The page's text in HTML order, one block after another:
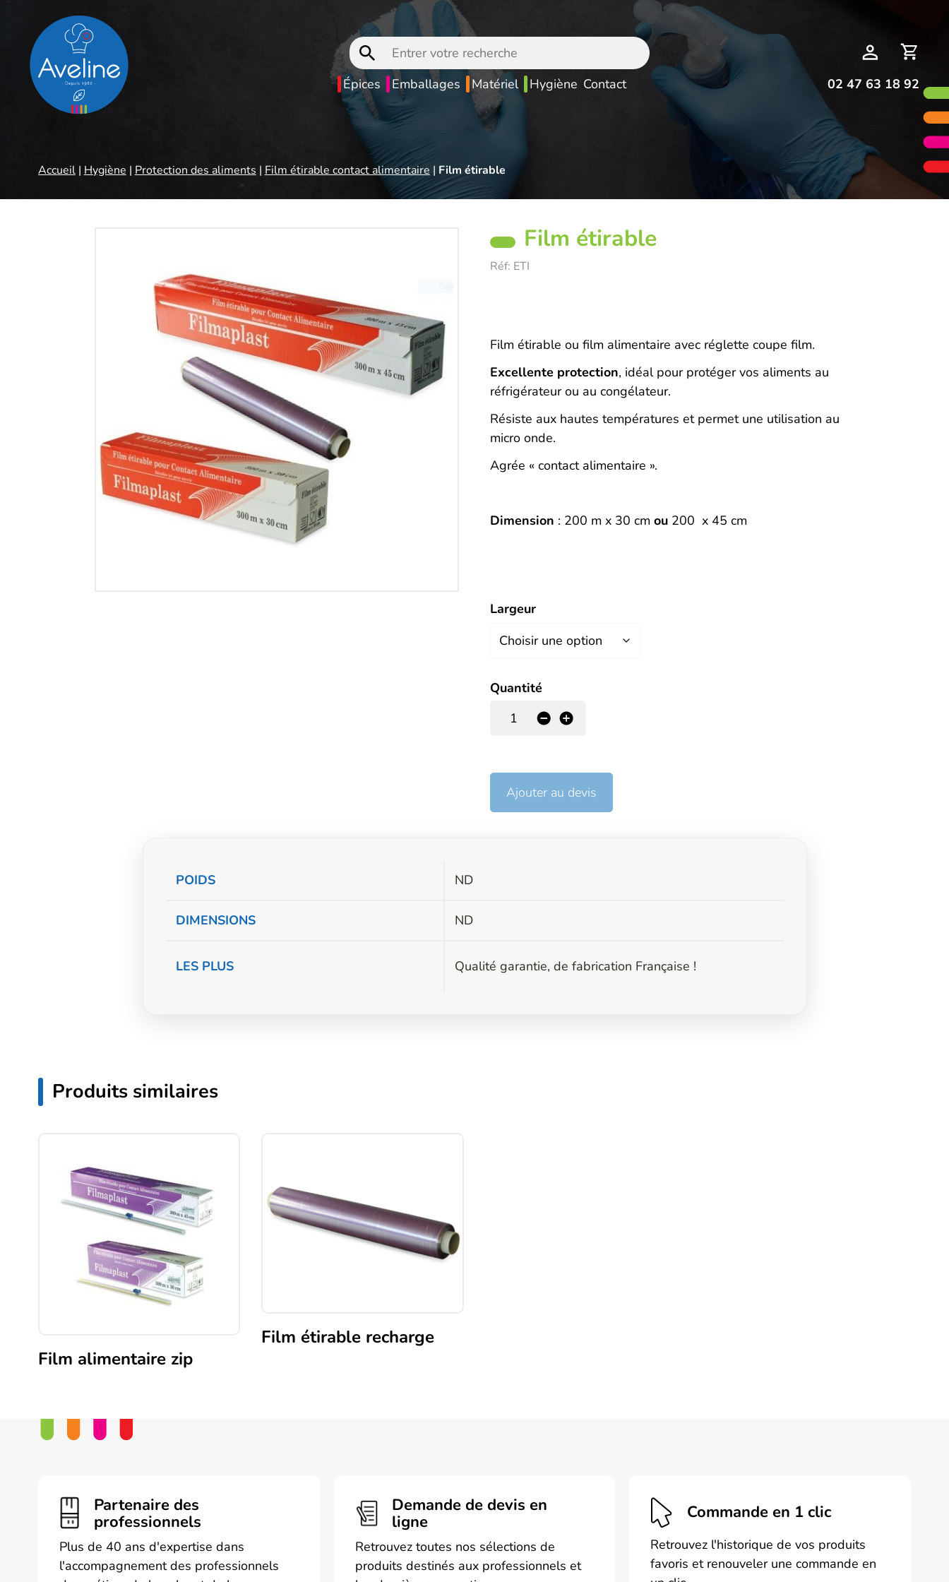
Entrer
votre
recherche
Mon
devis
Épices Emballages Matériel Hygiène Contact 02 47 63 18 92
Accueil| Hygiène | Protection des aliments | Film étirable contact alimentaire | Film étirable
Film étirable
Réf: ETI
Film étirable ou film alimentaire avec réglette coupe film.
Excellente protection, idéal pour protéger vos aliments au
réfrigérateur ou au congélateur.
Résiste aux hautes températures et permet une utilisation au
micro onde.
Agrée « contact alimentaire ».
Dimension : 200 m x 30 cm ou200 x 45 cm
Largeur
Quantité
+
-
Ajouter au devis
Informations
POIDS ND
DIMENSIONS ND
LES PLUS Qualité garantie, de fabrication Française !
Produits similaires
Film alimentaire zip
a
plusieurs
peuvent
Film étirable recharge
Partenaire des
professionnels
Plus de 40 ans d'expertise dans
l'accompagnement des professionnels
Demande de devis en
ligne
Retrouvez toutes nos sélections de
produits destinés aux professionnels et
Commande en 1 clic
Retrouvez l'historique de vos produits
favoris et renouveler une commande en